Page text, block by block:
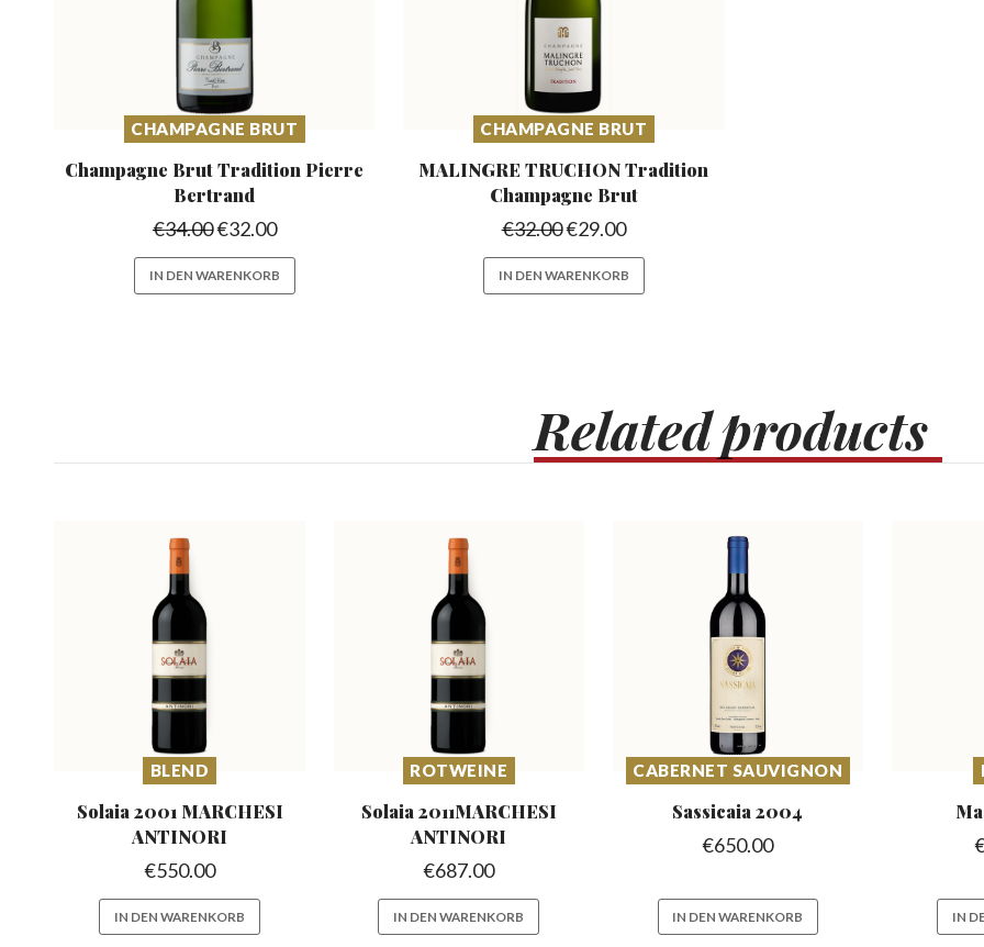
CHAMPAGNE BRUT
Champagne Brut Tradition Pierre
Bertrand
€34.00€32.00
IN DEN WARENKORB
CHAMPAGNE BRUT
MALINGRE TRUCHON Tradition
Champagne Brut
€32.00€29.00
IN DEN WARENKORB
Relatedproducts
BLEND
Solaia 2001 MARCHESI
ANTINORI
€550.00
IN DEN WARENKORB
ROTWEINE
Solaia 2011MARCHESI
ANTINORI
€687.00
IN DEN WARENKORB
CABERNET SAUVIGNON
Sassicaia2004
€650.00
IN DEN WARENKORB IN